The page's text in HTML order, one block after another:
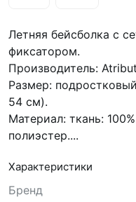
Летняя бейсболка с
фиксатором.
Производитель:
Размер:
54 см).
Материал: ткань:
полиэстер....
Характеристики
Бренд